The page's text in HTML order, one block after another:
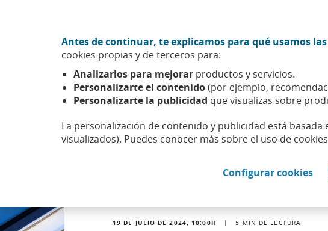
Antes de continuar, te explicamos para qué usamos
cookies propias y de terceros para:
Analizarlos para mejorar productos y servicios.
Personalizarte el contenido(por ejemplo,
Personalizarte la publicidad que visualizas sobre
La personalización de contenido y publicidad está
visualizados). Puedes conocer más sobre el uso de
Configurar cookies
Sobre nosotros
Actualidad Noticias Detalle noticia
19 DE JULIO DE 2024, 10:00H |5 MIN DE LECTURA